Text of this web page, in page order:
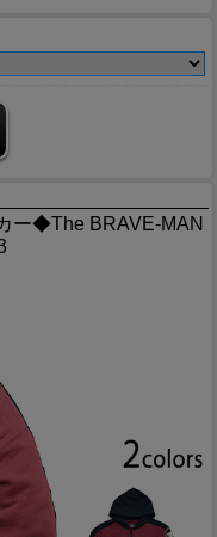
ー◆The BRAVE-MAN